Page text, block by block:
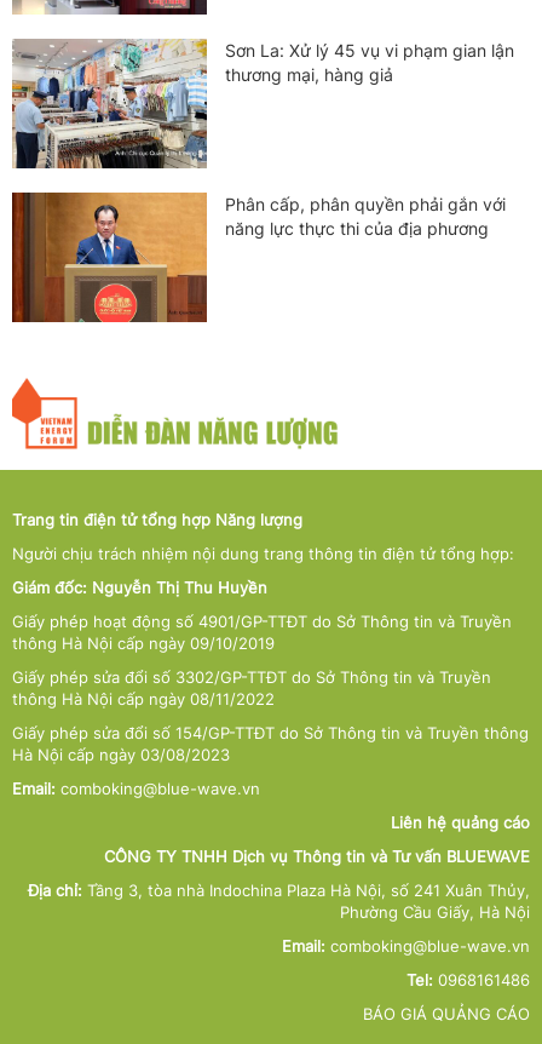
Sơn La: Xử lý 45 vụ vi phạm gian lận
thương mại, hàng giả
Phân cấp, phân quyền phải gắn với
năng lực thực thi của địa phương
Trang tin điện tử tổng hợp Năng lượng
Người chịu trách nhiệm nội dung trang thông tin điện tử tổng hợp:
Giám đốc: Nguyễn Thị Thu Huyền
Giấy phép hoạt động số 4901/GP-TTĐT do Sở Thông tin và Truyền
thông Hà Nội cấp ngày 09/10/2019
Giấy phép sửa đổi số 3302/GP-TTĐT do Sở Thông tin và Truyền
thông Hà Nội cấp ngày 08/11/2022
Giấy phép sửa đổi số 154/GP-TTĐT do Sở Thông tin và Truyền thông
Hà Nội cấp ngày 03/08/2023
Email: comboking@blue-wave.vn
Liên hệ quảng cáo
CÔNG TY TNHH Dịch vụ Thông tin và Tư vấn BLUEWAVE
Địa chỉ: Tầng 3, tòa nhà Indochina Plaza Hà Nội, số 241 Xuân Thủy,
Phường Cầu Giấy, Hà Nội
Email: comboking@blue-wave.vn
Tel: 0968161486
BÁO GIÁ QUẢNG CÁO